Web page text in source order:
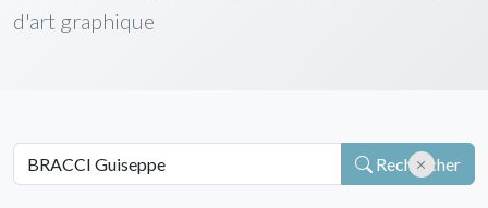
d'art graphique
Rechercher